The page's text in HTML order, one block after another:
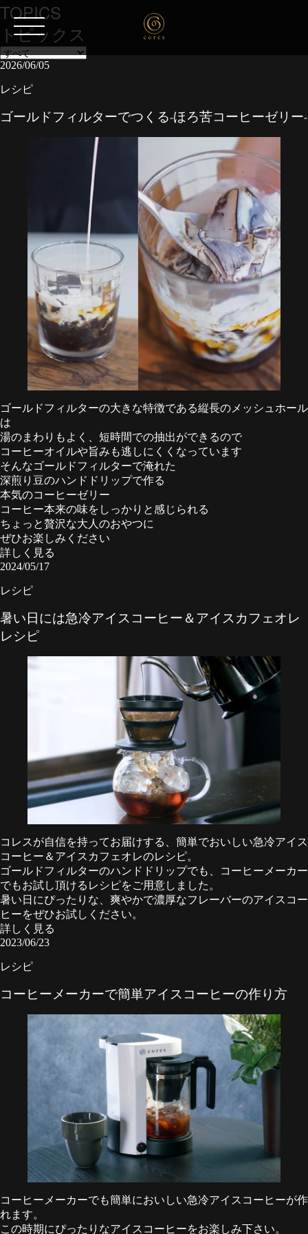
TOPICS
トピックス
2026/06/05
レシピ
ゴールドフィルターでつくる-ほろ苦コーヒーゼリー-
ゴールドフィルターの大きな特徴である縦長のメッシュホール
は
湯のまわりもよく、短時間での抽出ができるので
コーヒーオイルや旨みも逃しにくくなっています
そんなゴールドフィルターで淹れた
深煎り豆のハンドドリップで作る
本気のコーヒーゼリー
コーヒー本来の味をしっかりと感じられる
ちょっと贅沢な大人のおやつに
ぜひお楽しみください
詳しく見る
2024/05/17
レシピ
暑い日には急冷アイスコーヒー＆アイスカフェオレ
レシピ
コレスが自信を持ってお届けする、簡単でおいしい急冷アイス
コーヒー＆アイスカフェオレのレシピ。
ゴールドフィルターのハンドドリップでも、コーヒーメーカー
でもお試し頂けるレシピをご用意しました。
暑い日にぴったりな、爽やかで濃厚なフレーバーのアイスコー
ヒーをぜひお試しください。
詳しく見る
2023/06/23
レシピ
コーヒーメーカーで簡単アイスコーヒーの作り方
コーヒーメーカーでも簡単においしい急冷アイスコーヒーが作
れます。
この時期にぴったりなアイスコーヒーをお楽しみ下さい。